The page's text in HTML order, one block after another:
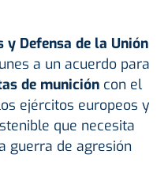
Defensa de la Unión
a un acuerdo para
de munición con el
ejércitos europeos y
que necesita
guerra de agresión